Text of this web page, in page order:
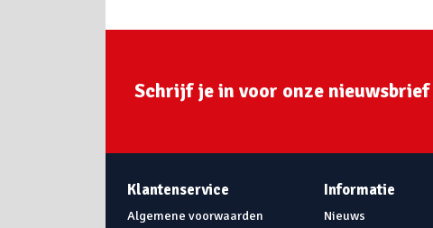
Schrijf je in voor onze nieuwsbrief
Klantenservice
Algemene voorwaarden
Informatie
Nieuws